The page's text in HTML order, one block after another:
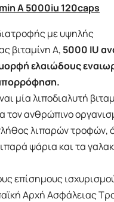
A 5000iu 120caps
με υψηλής
βιταμίνη Α, 5000 IU
ελαιώδους
μία λιποδιαλυτή
τον ανθρώπινο
λιπαρών τροφών,
ψάρια και τα
επίσημους
Αρχή Ασφάλειας